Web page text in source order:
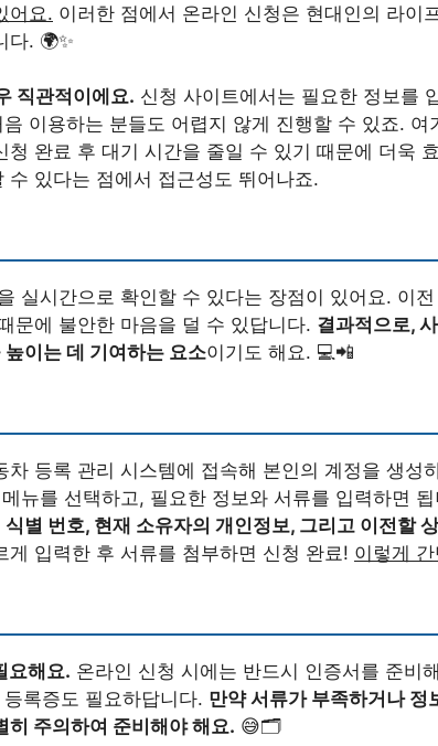
어요. 이러한 점에서 온라인 신청은 현대인의 라이
다. 🌍✨
직관적이에요. 신청 사이트에서는 필요한 정보를
이용하는 분들도 어렵지 않게 진행할 수 있죠. 여
청 완료 후 대기 시간을 줄일 수 있기 때문에 더욱
수 있다는 점에서 접근성도 뛰어나죠.
실시간으로 확인할 수 있다는 장점이 있어요. 이
문에 불안한 마음을 덜 수 있답니다. 결과적으로,
이는 데 기여하는 요소이기도 해요. 💻📲
차 등록 관리 시스템에 접속해 본인의 계정을 생성
뉴를 선택하고, 필요한 정보와 서류를 입력하면
별 번호, 현재 소유자의 개인정보, 그리고 이전할
게 입력한 후 서류를 첨부하면 신청 완료! 이렇게
요해요. 온라인 신청 시에는 반드시 인증서를 준비
록증도 필요하답니다. 만약 서류가 부족하거나 정
히 주의하여 준비해야 해요. 😅🗂️